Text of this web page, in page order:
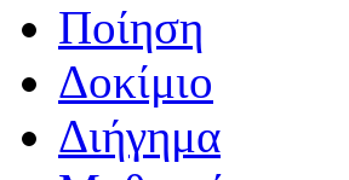
Ποίηση
Δοκίμιο
Διήγημα